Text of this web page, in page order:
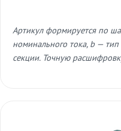
Артикул формируется по
номинального тока, b —
секции. Точную